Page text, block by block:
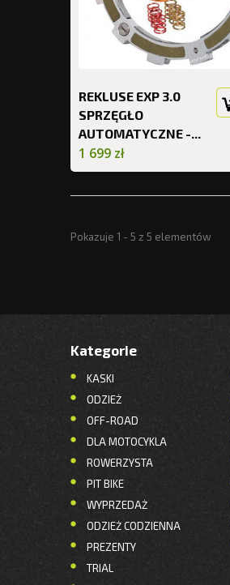
REKLUSE EXP 3.0
SPRZĘGŁO
AUTOMATYCZNE -...
1 699 zł
Pokazuje 1 - 5 z 5 elementów
Kategorie
KASKI
ODZIEŻ
OFF-ROAD
DLA MOTOCYKLA
ROWERZYSTA
PIT BIKE
WYPRZEDAŻ
ODZIEŻ CODZIENNA
PREZENTY
TRIAL